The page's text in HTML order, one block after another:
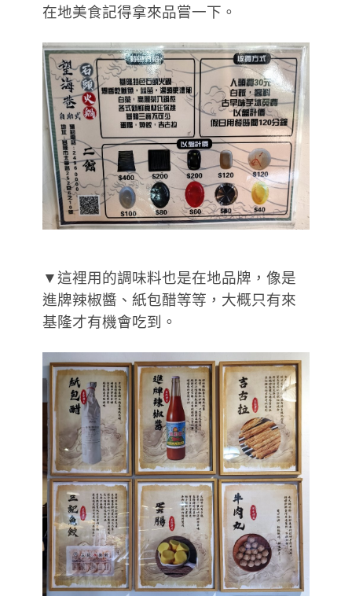
在地美食記得拿來品嘗一下。
▼這裡用的調味料也是在地品牌，像是
進牌辣椒醬、紙包醋等等，大概只有來
基隆才有機會吃到。